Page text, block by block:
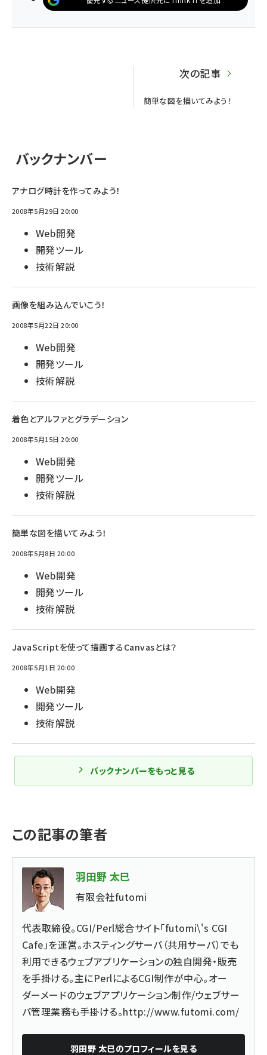
次の記事
簡単な図を描いてみよう！
バックナンバー
アナログ時計を作ってみよう！
2008年5月29日 20:00
Web開発
開発ツール
技術解説
画像を組み込んでいこう！
2008年5月22日 20:00
Web開発
開発ツール
技術解説
着色とアルファとグラデーション
2008年5月15日 20:00
Web開発
開発ツール
技術解説
簡単な図を描いてみよう！
2008年5月8日 20:00
Web開発
開発ツール
技術解説
JavaScriptを使って描画するCanvasとは？
2008年5月1日 20:00
Web開発
開発ツール
技術解説
バックナンバーをもっと見る
この記事の筆者
羽田野 太巳
有限会社futomi
代表取締役。CGI/Perl総合サイト「futomi\'s CGI
Cafe」を運営。ホスティングサーバ（共用サーバ）でも
利用できるウェブアプリケーションの独自開発・販売
を手掛ける。主にPerlによるCGI制作が中心。オー
ダーメードのウェブアプリケーション制作/ウェブサー
バ管理業務も手掛ける。http://www.futomi.com/
羽田野 太巳のプロフィールを見る